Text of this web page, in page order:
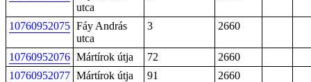
utca
10760952075 Fáy András
utca
3 2660
10760952076 Mártírok útja 72
2660
10760952077 Mártírok útja 91
2660